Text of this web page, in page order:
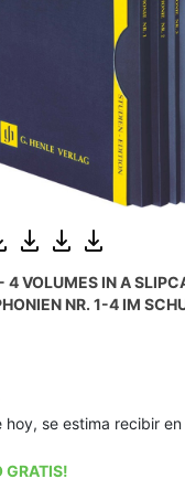
4 VOLUMES IN A
NR. 1-4 IM
hoy, se estima recibir
GRATIS!